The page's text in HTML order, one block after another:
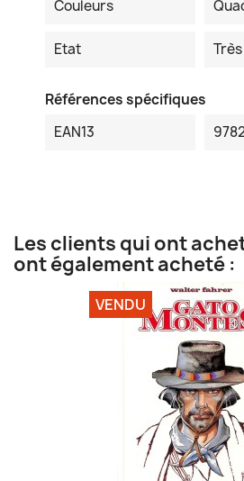
Couleurs
Etat
Références spécifiques
EAN13
Les clients qui ont
ont également acheté :
VENDU